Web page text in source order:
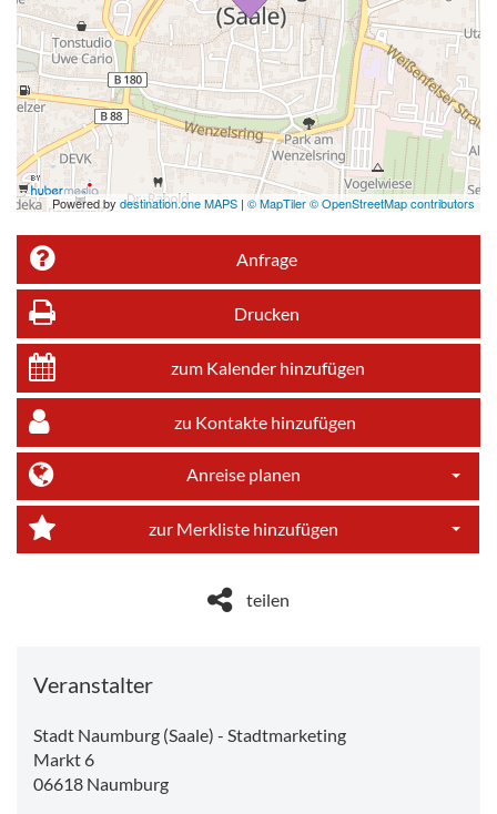
Powered bydestination.one MAPS | © MapTiler © OpenStreetMap contributors
Anfrage
Drucken
zum Kalender hinzufügen
zu Kontakte hinzufügen
Anreise planen
zur Merkliste hinzufügen
teilen
Veranstalter
Stadt Naumburg (Saale) - Stadtmarketing
Markt 6
06618 Naumburg